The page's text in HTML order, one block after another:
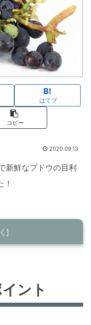
はてブ
コピー
2020.09.13
新鮮なブドウの目利
判別ント